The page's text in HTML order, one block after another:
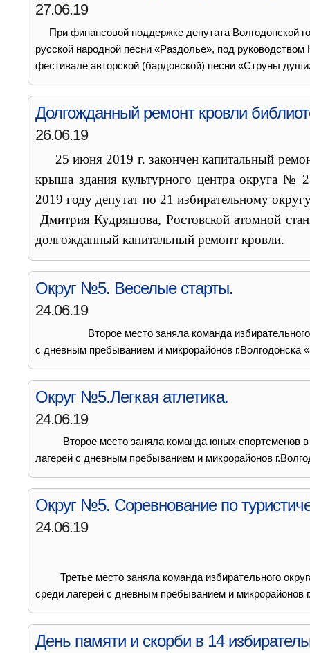
27.06.19
При финансовой поддержке депутата Волгодонской
русской народной песни «Раздолье», под
фестивале авторской (бардовской) песни «Струны
Долгожданный ремонт кровли
26.06.19
25 июня 2019 г. закончен капитальный
крыша здания культурного центра округа №
2019 году депутат по 21 избирательному
Дмитрия Кудряшова, Ростовской атомной
долгожданный капитальный ремонт кровли.
Округ №5. Веселые старты.
24.06.19
Второе место заняла команда избирательного
с дневным пребыванием и микрорайонов г.Волгодонска
Округ №5.Легкая атлетика.
24.06.19
Второе место заняла команда юных спортсменов
лагерей с дневным пребыванием и микрорайонов
Округ №5. Соревнование по
24.06.19
Третье место заняла команда избирательного
среди лагерей с дневным пребыванием и микрорайонов
День памяти и скорби в 14